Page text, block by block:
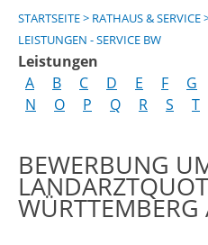
STARTSEITE> RATHAUS & SERVICE
LEISTUNGEN - SERVICE BW
Leistungen
A
B C D E F G
N
O P Q R S T
BEWERBUNG
WÜRTTEMBERG